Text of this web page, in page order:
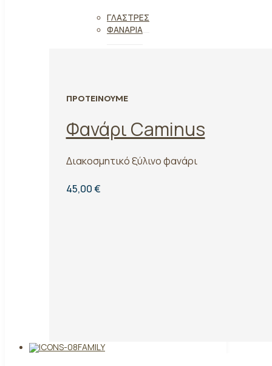
ΓΛΆΣΤΡΕΣ
ΦΑΝΆΡΙΑ
ΠΡΟΤΕΙΝΟΥΜΕ
Φανάρι Caminus
Διακοσμητικό ξύλινο φανάρι
45,00 €
FAMILY